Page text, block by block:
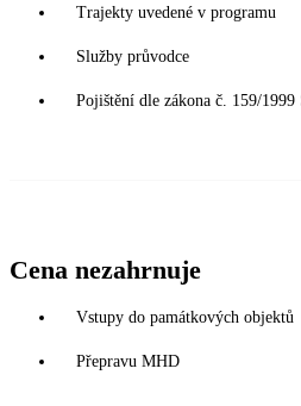
Trajekty uvedené v programu
Služby průvodce
Pojištění dle zákona č. 159/1999
Cena nezahrnuje
Vstupy do památkových objektů
Přepravu MHD